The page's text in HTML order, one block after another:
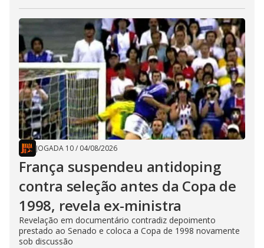
JOGADA 10/ 04/08/2026
França suspendeu antidoping
contra seleção antes da Copa de
1998, revela ex-ministra
Revelação em documentário contradiz depoimento
prestado ao Senado e coloca a Copa de 1998 novamente
sob discussão